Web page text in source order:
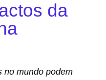
da
no mundo podem